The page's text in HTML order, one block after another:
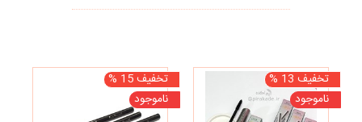
تخفیف 13 %
ناموجود
تخفیف 15 %
ناموجود